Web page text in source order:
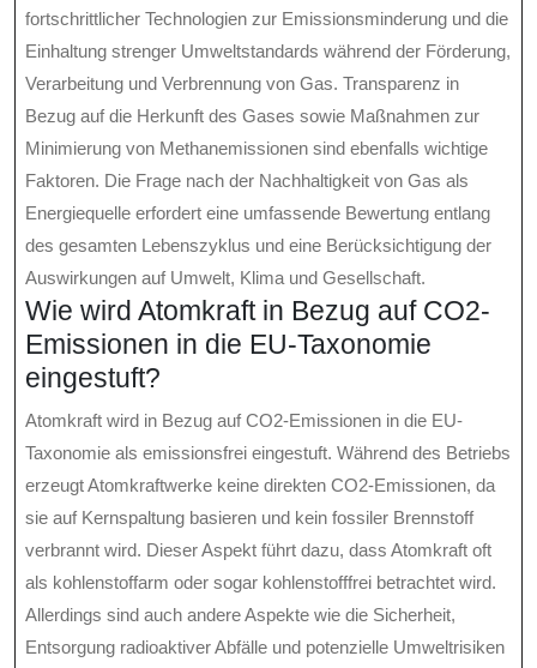
fortschrittlicher Technologien zur Emissionsminderung und die
Einhaltung strenger Umweltstandards während der Förderung,
Verarbeitung und Verbrennung von Gas. Transparenz in
Bezug auf die Herkunft des Gases sowie Maßnahmen zur
Minimierung von Methanemissionen sind ebenfalls wichtige
Faktoren. Die Frage nach der Nachhaltigkeit von Gas als
Energiequelle erfordert eine umfassende Bewertung entlang
des gesamten Lebenszyklus und eine Berücksichtigung der
Auswirkungen auf Umwelt, Klima und Gesellschaft.
Wie wird Atomkraft in Bezug auf CO2-
Emissionen in die EU-Taxonomie
eingestuft?
Atomkraft wird in Bezug auf CO2-Emissionen in die EU-
Taxonomie als emissionsfrei eingestuft. Während des Betriebs
erzeugt Atomkraftwerke keine direkten CO2-Emissionen, da
sie auf Kernspaltung basieren und kein fossiler Brennstoff
verbrannt wird. Dieser Aspekt führt dazu, dass Atomkraft oft
als kohlenstoffarm oder sogar kohlenstofffrei betrachtet wird.
Allerdings sind auch andere Aspekte wie die Sicherheit,
Entsorgung radioaktiver Abfälle und potenzielle Umweltrisiken